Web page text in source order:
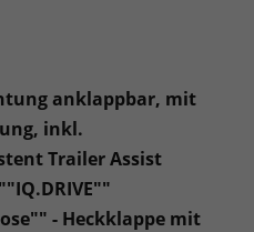
anklappbar, mit
inkl.
Trailer Assist
- Heckklappe mit